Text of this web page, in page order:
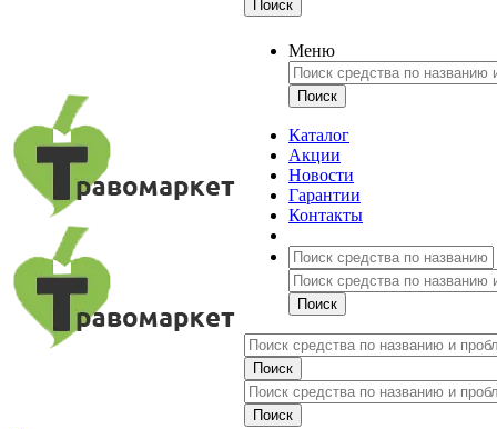
Меню
Каталог
Акции
Новости
Гарантии
Контакты